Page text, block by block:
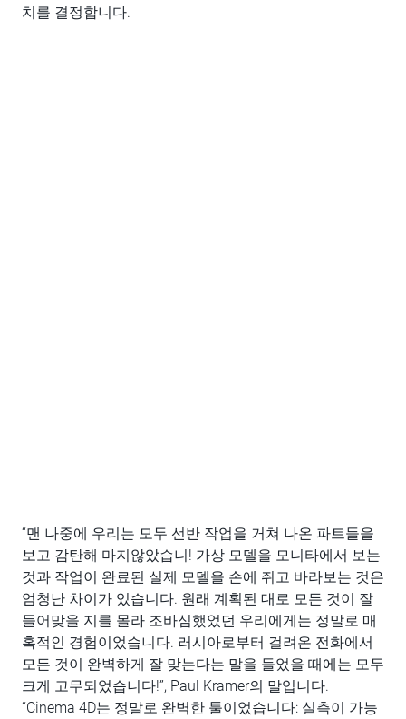
치를 결정합니다.
“맨 나중에 우리는 모두 선반 작업을 거쳐 나온 파트들을
보고 감탄해 마지않았습니! 가상 모델을 모니타에서 보는
것과 작업이 완료된 실제 모델을 손에 쥐고 바라보는 것은
엄청난 차이가 있습니다. 원래 계획된 대로 모든 것이 잘
들어맞을 지를 몰라 조바심했었던 우리에게는 정말로 매
혹적인 경험이었습니다. 러시아로부터 걸려온 전화에서
모든 것이 완벽하게 잘 맞는다는 말을 들었을 때에는 모두
크게 고무되었습니다!”, Paul Kramer의 말입니다.
“Cinema 4D는 정말로 완벽한 툴이었습니다: 실측이 가능